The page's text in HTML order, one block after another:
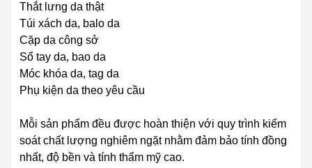
Thắt lưng da thật
Túi xách da, balo da
Cặp da công sở
Sổ tay da, bao da
Móc khóa da, tag da
Phụ kiện da theo yêu cầu
Mỗi sản phẩm đều được hoàn thiện với quy trình kiểm
soát chất lượng nghiêm ngặt nhằm đảm bảo tính đồng
nhất, độ bền và tính thẩm mỹ cao.